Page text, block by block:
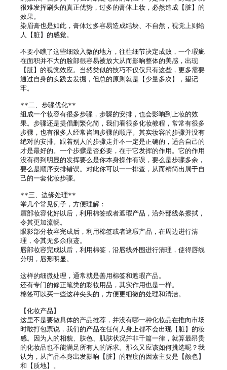
很难发挥刷头的真正优势，过多的膏体上妆，必然造成【脏】的
效果。
染眉膏也是如此，膏体过多容易造成结块、不自然，视觉上则给
人【脏】的感觉。
不要小瞧了这些细致入微的地方，往往细节决定成败，一个瑕疵
在面积并不大的脸部很容易被放大从而影响整体的美感，出现
【脏】的视觉效应。当然类似的技巧不仅仅只有这些，更多需要
通过自身的实践去发掘，但总的原则就是【少量多次】，望记
牢。
**二、步骤优化**
组成一个妆容有很多步骤，步骤的安排，也会影响到上妆的效
果。步骤还是提倡删繁化简，我们看很多化妆教程，常常有很多
步骤，也有很多人经常咨询步骤的顺序。其实妆容的步骤并没有
绝对的安排。跟着别人的步骤走并不一定是正确的，适合自己的
才是最好的。一个步骤是否必要，在于它发挥的作用。它的作用
没有得到明显的发挥要么是你本身操作有误，要么是步骤多余，
要么是顺序安排错误。对此你可以一一排查，从而精简出属于自
己的一套化妆步骤。
**三、边缘处理**
举几个常见例子，方便理解：
眉部妆容化好以后，利用棉签或者遮瑕产品，沿外部线条擦拭，
令其更加流畅。
眼影部分妆容完成后，利用棉签或者遮瑕产品，在周边进行清
理，令其无多余痕迹。
唇部妆容完成以后，利用棉签，沿唇线外围进行清理，使得唇线
分明，唇形明显。
这样的细微处理，通常就是善用棉签和遮瑕产品。
还有专门的修正笔类的彩妆用品，其实作用也是一样。
棉签可以买一些这种尖头的，方便更细微的处理和清洁。
【化妆产品】
这里不是要做具体的产品推荐，并没有哪一种化妆品在推向市场
时敢打包票说，我们的产品在任何人身上都不会出现【脏】的妆
感。因为人的相貌、肤色、肌肤状况并非千篇一律，就算最昂贵
的化妆品也不能满足所有人的诉求。那么又应该如何挑选呢？我
认为，从产品本身出发影响【脏】的程度的因素主要是【颜色】
和【质地】。